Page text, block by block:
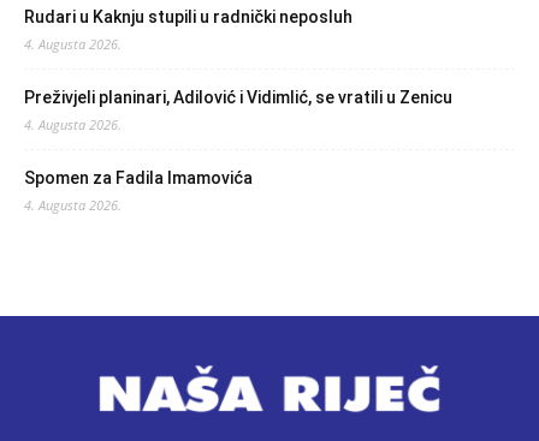
Rudari u Kaknju stupili u radnički neposluh
4. Augusta 2026.
Preživjeli planinari, Adilović i Vidimlić, se vratili u Zenicu
4. Augusta 2026.
Spomen za Fadila Imamovića
4. Augusta 2026.